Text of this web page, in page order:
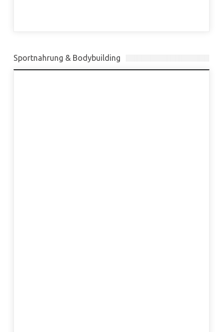
Sportnahrung & Bodybuilding